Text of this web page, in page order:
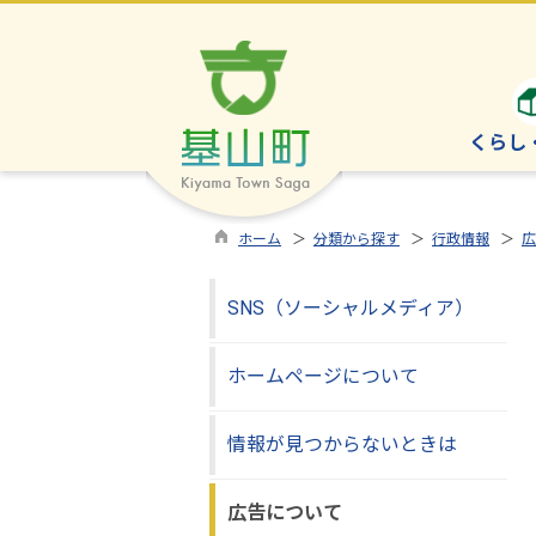
くらし
ホーム ＞ 分類から探す ＞ 行政情報 ＞
SNS（ソーシャルメディア）
ホームページについて
情報が見つからないときは
広告について